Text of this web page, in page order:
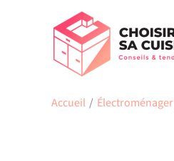
Accueil Électroménager